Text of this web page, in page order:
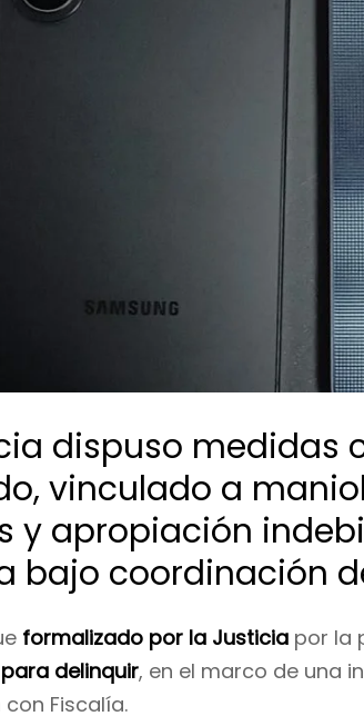
dispuso medidas
vinculado a
y apropiación
bajo coordinación
formalizado por la Justicia por la
delinquir, en el marco de una
Fiscalía.